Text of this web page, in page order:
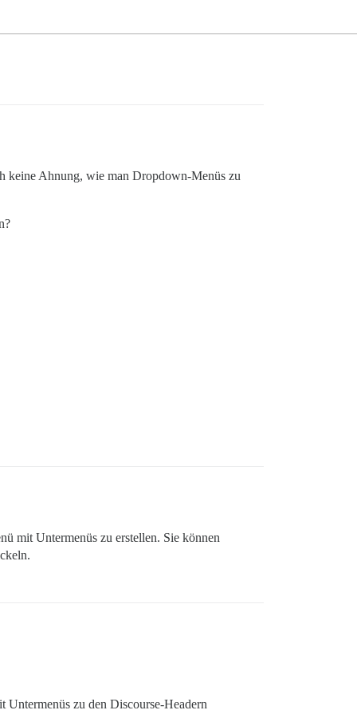
keine Ahnung, wie man Dropdown-Menüs zu
mit Untermenüs zu erstellen. Sie können
zu den Discourse-Headern